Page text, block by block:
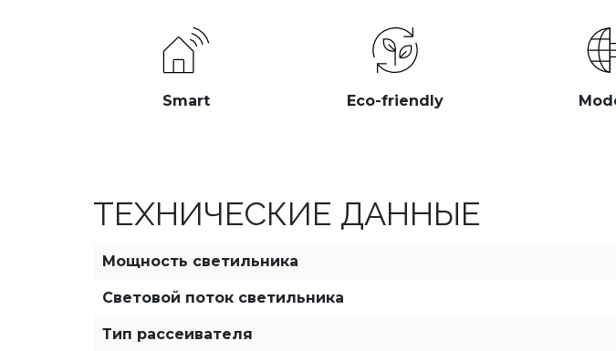
Smart Eco-friendly
ТЕХНИЧЕСКИЕ ДАННЫЕ
Мощность светильника
Световой поток светильника
Тип рассеивателя